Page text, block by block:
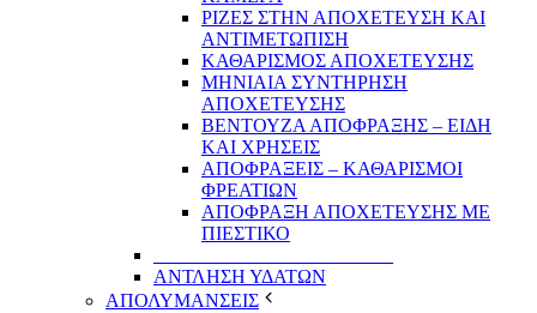
ΡΙΖΕΣ ΣΤΗΝ ΑΠΟΧΕΤΕΥΣΗ ΚΑΙ
ΑΝΤΙΜΕΤΩΠΙΣΗ
ΚΑΘΑΡΙΣΜΟΣ ΑΠΟΧΕΤΕΥΣΗΣ
ΜΗΝΙΑΙΑ ΣΥΝΤΗΡΗΣΗ
ΑΠΟΧΕΤΕΥΣΗΣ
ΒΕΝΤΟΥΖΑ ΑΠΟΦΡΑΞΗΣ – ΕΙΔΗ
ΚΑΙ ΧΡΗΣΕΙΣ
ΑΠΟΦΡΑΞΕΙΣ – ΚΑΘΑΡΙΣΜΟΙ
ΦΡΕΑΤΙΩΝ
ΑΠΟΦΡΑΞΗ ΑΠΟΧΕΤΕΥΣΗΣ ΜΕ
ΠΙΕΣΤΙΚΟ
ΑΝΤΛΗΣΗ ΥΔΑΤΩΝ
ΑΠΟΛΥΜΑΝΣΕΙΣ